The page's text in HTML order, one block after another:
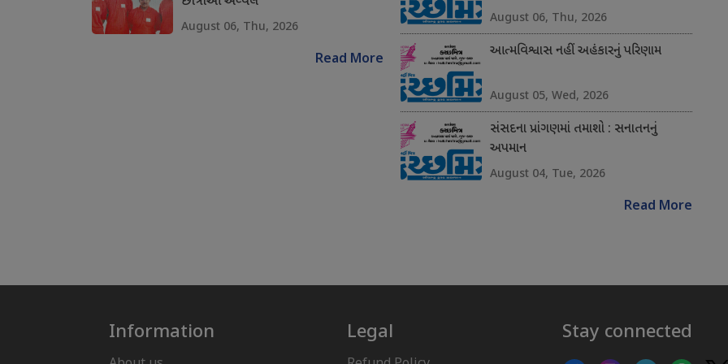
August 06, Thu, 2026
Read More
August 06, Thu, 2026
આત્મવિશ્વાસ નહીં અહંકારનું પરિણામ
August 05, Wed, 2026
સંસદના પ્રાંગણમાં તમાશો : સનાતનનું
અપમાન
August 04, Tue, 2026
Read More
Information Legal Stay connected